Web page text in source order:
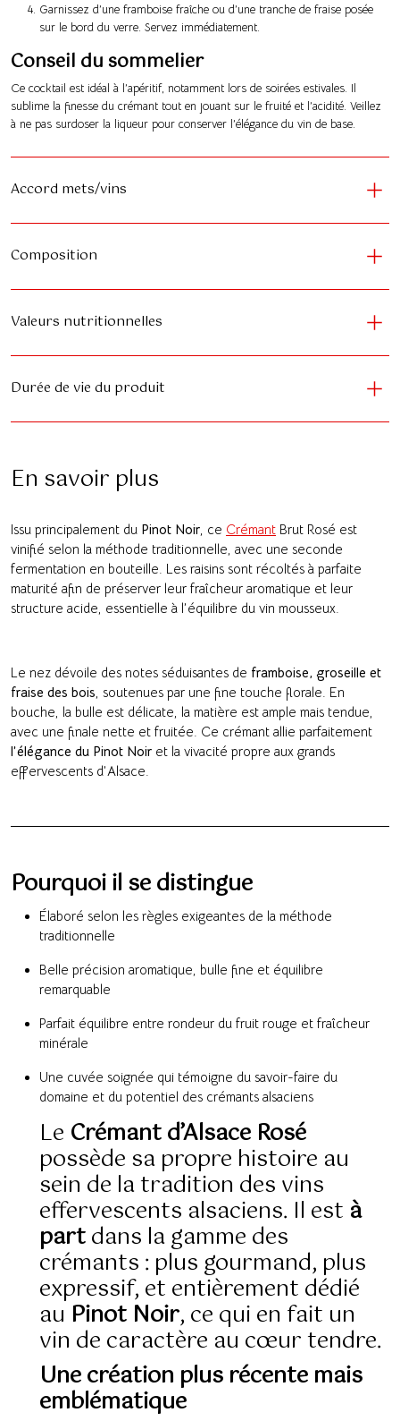
Garnissez d’une framboise fraîche ou d’une tranche de fraise posée
sur le bord du verre. Servez immédiatement.
Conseil du sommelier
Ce cocktail est idéal à l’apéritif, notamment lors de soirées estivales. Il
sublime la finesse du crémant tout en jouant sur le fruité et l’acidité. Veillez
à ne pas surdoser la liqueur pour conserver l’élégance du vin de base.
Accord mets/vins
Composition
Valeurs nutritionnelles
Durée de vie du produit
En savoir plus
Issu principalement du Pinot Noir , ce Crémant Brut Rosé est
vinifié selon la méthode traditionnelle, avec une seconde
fermentation en bouteille. Les raisins sont récoltés à parfaite
maturité afin de préserver leur fraîcheur aromatique et leur
structure acide, essentielle à l’équilibre du vin mousseux.
Le nez dévoile des notes séduisantes de framboise, groseille et
fraise des bois , soutenues par une fine touche florale. En
bouche, la bulle est délicate, la matière est ample mais tendue,
avec une finale nette et fruitée. Ce crémant allie parfaitement
l’élégance du Pinot Noir et la vivacité propre aux grands
effervescents d’Alsace.
Pourquoi il se distingue
Élaboré selon les règles exigeantes de la méthode
traditionnelle
Belle précision aromatique, bulle fine et équilibre
remarquable
Parfait équilibre entre rondeur du fruit rouge et fraîcheur
minérale
Une cuvée soignée qui témoigne du savoir-faire du
domaine et du potentiel des crémants alsaciens
Le Crémant d’Alsace Rosé
possède sa propre histoire au
sein de la tradition des vins
effervescents alsaciens. Il est à
partdans la gamme des
crémants : plus gourmand, plus
expressif, et entièrement dédié
au Pinot Noir, ce qui en fait un
vin de caractère au cœur tendre.
Une création plus récente mais
emblématique